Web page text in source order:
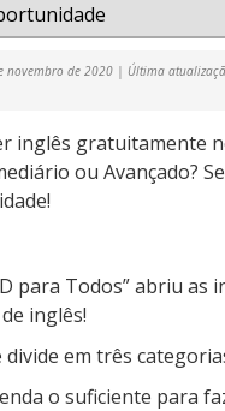
novembro de 2020 | Última
inglês gratuitamente
ou Avançado?
para Todos” abriu as
inglês!
em três
o suficiente para